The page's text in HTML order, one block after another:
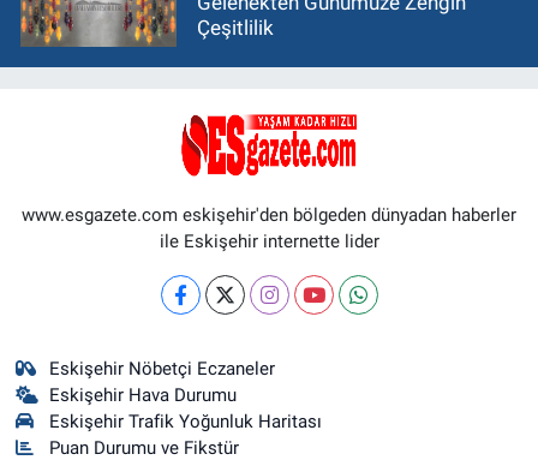
Çeşitlilik
www.esgazete.com eskişehir'den bölgeden dünyadan haberler
ile Eskişehir internette lider
Eskişehir Nöbetçi Eczaneler
Eskişehir Hava Durumu
Eskişehir Trafik Yoğunluk Haritası
Puan Durumu ve Fikstür